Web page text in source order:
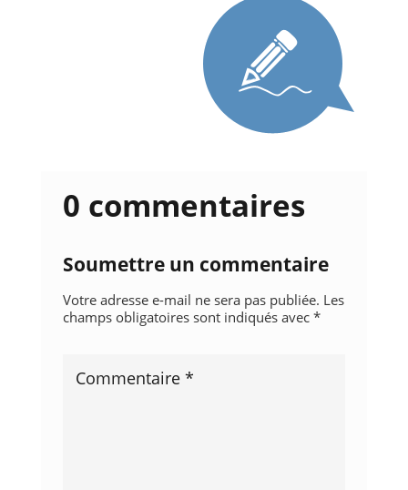
0 commentaires
Soumettre un commentaire
Votre adresse e-mail ne sera pas publiée. Les
champs obligatoires sont indiqués avec *